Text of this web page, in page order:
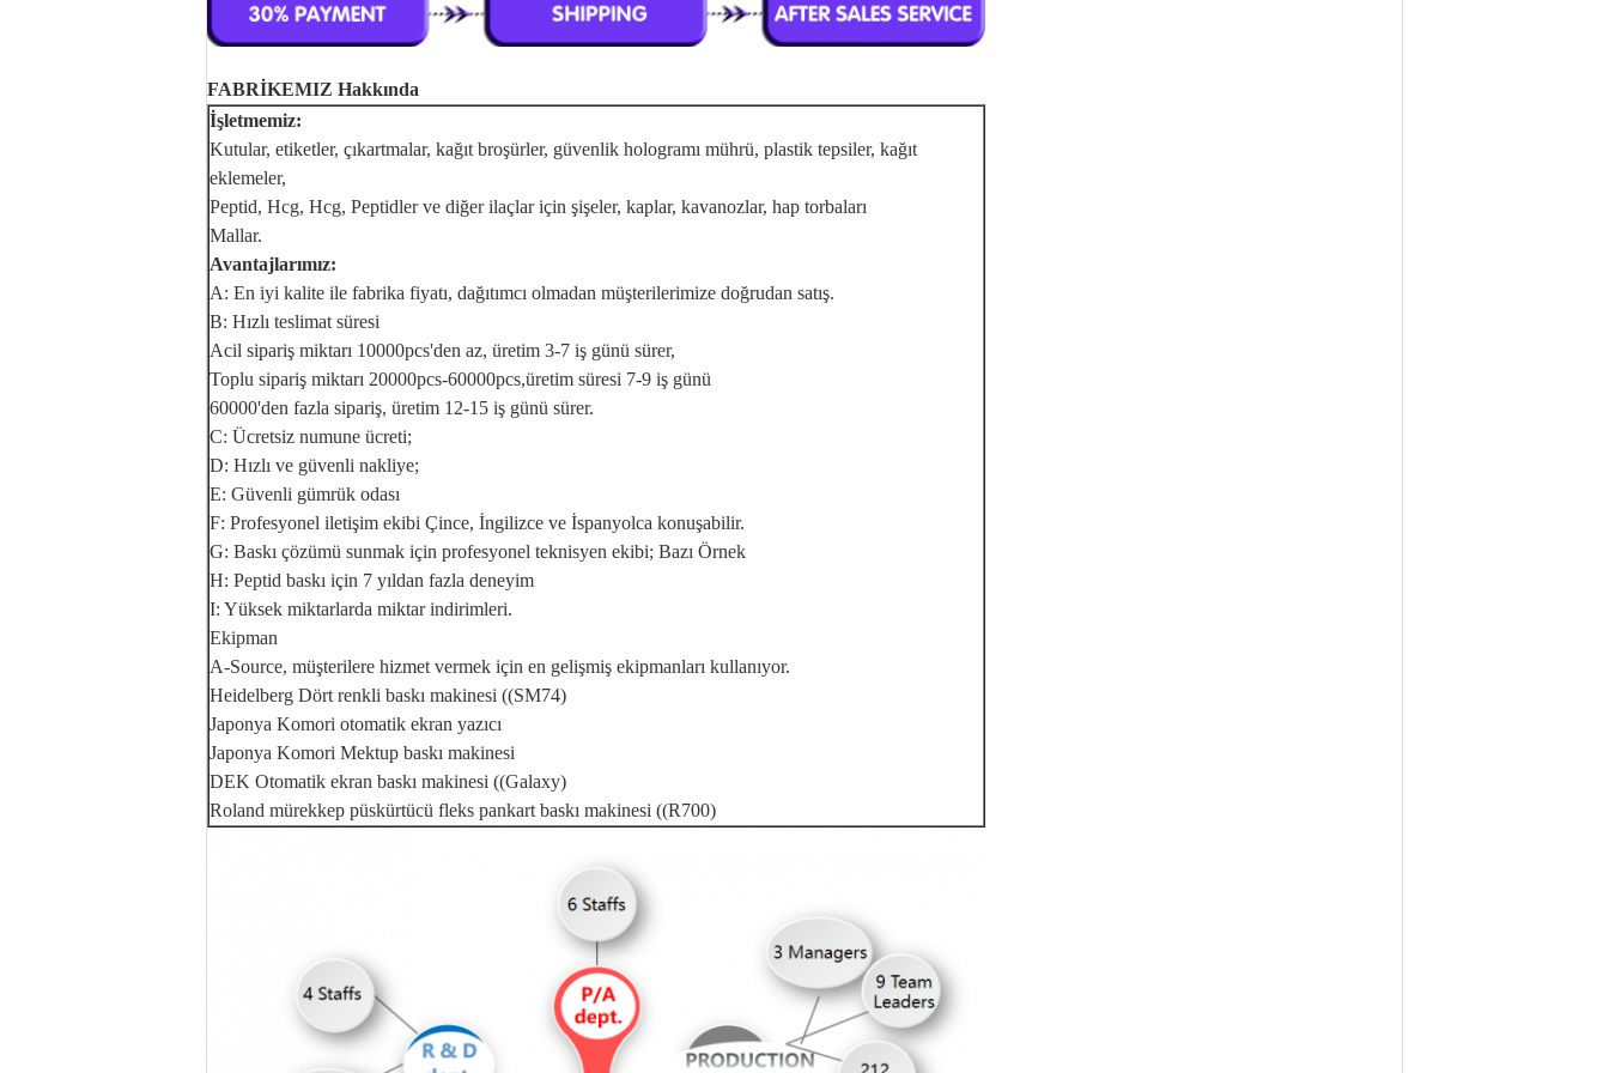
FABRİKEMIZ Hakkında
İşletmemiz:
Kutular, etiketler, çıkartmalar, kağıt broşürler, güvenlik hologramı mührü, plastik tepsiler, kağıt
eklemeler,
Peptid, Hcg, Hcg, Peptidler ve diğer ilaçlar için şişeler, kaplar, kavanozlar, hap torbaları
Mallar.
Avantajlarımız:
A: En iyi kalite ile fabrika fiyatı, dağıtımcı olmadan müşterilerimize doğrudan satış.
B: Hızlı teslimat süresi
Acil sipariş miktarı 10000pcs'den az, üretim 3-7 iş günü sürer,
Toplu sipariş miktarı 20000pcs-60000pcs,üretim süresi 7-9 iş günü
60000'den fazla sipariş, üretim 12-15 iş günü sürer.
C: Ücretsiz numune ücreti;
D: Hızlı ve güvenli nakliye;
E: Güvenli gümrük odası
F: Profesyonel iletişim ekibi Çince, İngilizce ve İspanyolca konuşabilir.
G: Baskı çözümü sunmak için profesyonel teknisyen ekibi; Bazı Örnek
H: Peptid baskı için 7 yıldan fazla deneyim
I: Yüksek miktarlarda miktar indirimleri.
Ekipman
A-Source, müşterilere hizmet vermek için en gelişmiş ekipmanları kullanıyor.
Heidelberg Dört renkli baskı makinesi ((SM74)
Japonya Komori otomatik ekran yazıcı
Japonya Komori Mektup baskı makinesi
DEK Otomatik ekran baskı makinesi ((Galaxy)
Roland mürekkep püskürtücü fleks pankart baskı makinesi ((R700)